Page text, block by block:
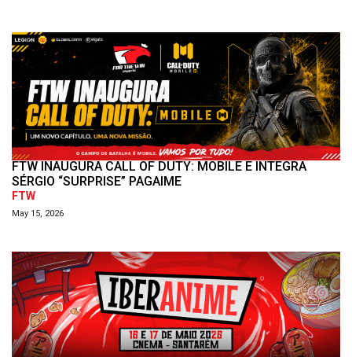
FTW INAUGURA CALL OF DUTY: MOBILE E INTEGRA
SÉRGIO “SURPRISE” PAGAIME
FTW
May 15, 2026